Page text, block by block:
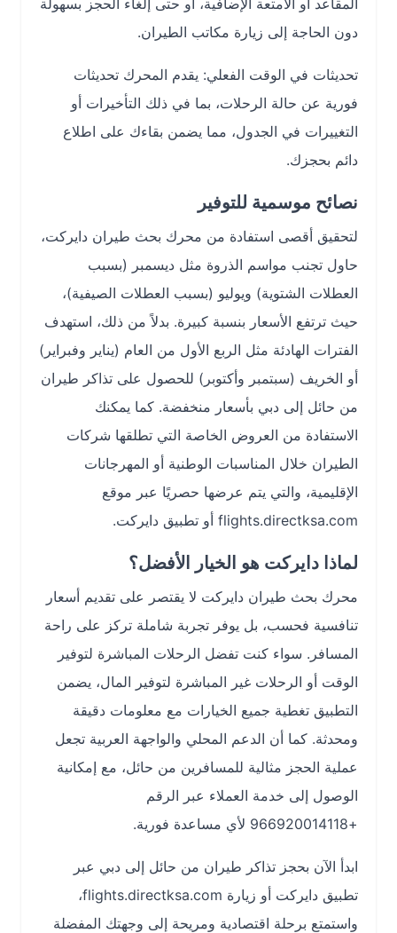
المقاعد أو الأمتعة الإضافية، أو حتى إلغاء الحجز بسهولة
دون الحاجة إلى زيارة مكاتب الطيران.
تحديثات في الوقت الفعلي: يقدم المحرك تحديثات
فورية عن حالة الرحلات، بما في ذلك التأخيرات أو
التغييرات في الجدول، مما يضمن بقاءك على اطلاع
دائم بحجزك.
نصائح موسمية للتوفير
لتحقيق أقصى استفادة من محرك بحث طيران دايركت،
حاول تجنب مواسم الذروة مثل ديسمبر (بسبب
العطلات الشتوية) ويوليو (بسبب العطلات الصيفية)،
حيث ترتفع الأسعار بنسبة كبيرة. بدلاً من ذلك، استهدف
الفترات الهادئة مثل الربع الأول من العام (يناير وفبراير)
أو الخريف (سبتمبر وأكتوبر) للحصول على تذاكر طيران
من حائل إلى دبي بأسعار منخفضة. كما يمكنك
الاستفادة من العروض الخاصة التي تطلقها شركات
الطيران خلال المناسبات الوطنية أو المهرجانات
الإقليمية، والتي يتم عرضها حصريًا عبر موقع
flights.directksa.com أو تطبيق دايركت.
لماذا دايركت هو الخيار الأفضل؟
محرك بحث طيران دايركت لا يقتصر على تقديم أسعار
تنافسية فحسب، بل يوفر تجربة شاملة تركز على راحة
المسافر. سواء كنت تفضل الرحلات المباشرة لتوفير
الوقت أو الرحلات غير المباشرة لتوفير المال، يضمن
التطبيق تغطية جميع الخيارات مع معلومات دقيقة
ومحدثة. كما أن الدعم المحلي والواجهة العربية تجعل
عملية الحجز مثالية للمسافرين من حائل، مع إمكانية
الوصول إلى خدمة العملاء عبر الرقم
ابدأ الآن بحجز تذاكر طيران من حائل إلى دبي عبر
تطبيق دايركت أو زيارة flights.directksa.com،
واستمتع برحلة اقتصادية ومريحة إلى وجهتك المفضلة